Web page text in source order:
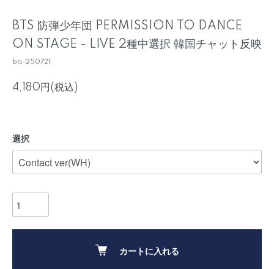
BTS 防弾少年団 PERMISSION TO DANCE
ON STAGE - LIVE 2種中選択 韓国チャット反映
bts-250721
4,180円(税込)
選択
カートに入れる